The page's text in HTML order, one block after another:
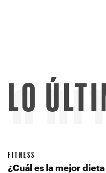
LO
FITNESS
¿Cuál es la mejor dieta